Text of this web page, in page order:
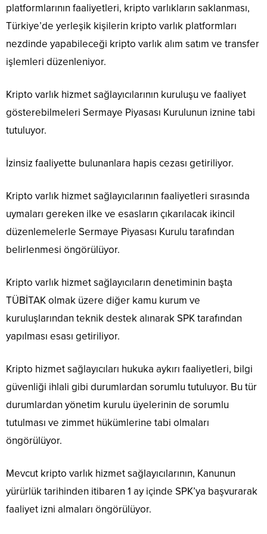
platformlarının faaliyetleri, kripto varlıkların saklanması,
Türkiye’de yerleşik kişilerin kripto varlık platformları
nezdinde yapabileceği kripto varlık alım satım ve transfer
işlemleri düzenleniyor.
Kripto varlık hizmet sağlayıcılarının kuruluşu ve faaliyet
gösterebilmeleri Sermaye Piyasası Kurulunun iznine tabi
tutuluyor.
İzinsiz faaliyette bulunanlara hapis cezası getiriliyor.
Kripto varlık hizmet sağlayıcılarının faaliyetleri sırasında
uymaları gereken ilke ve esasların çıkarılacak ikincil
düzenlemelerle Sermaye Piyasası Kurulu tarafından
belirlenmesi öngörülüyor.
Kripto varlık hizmet sağlayıcıların denetiminin başta
TÜBİTAK olmak üzere diğer kamu kurum ve
kuruluşlarından teknik destek alınarak SPK tarafından
yapılması esası getiriliyor.
Kripto hizmet sağlayıcıları hukuka aykırı faaliyetleri, bilgi
güvenliği ihlali gibi durumlardan sorumlu tutuluyor. Bu tür
durumlardan yönetim kurulu üyelerinin de sorumlu
tutulması ve zimmet hükümlerine tabi olmaları
öngörülüyor.
Mevcut kripto varlık hizmet sağlayıcılarının, Kanunun
yürürlük tarihinden itibaren 1 ay içinde SPK’ya başvurarak
faaliyet izni almaları öngörülüyor.